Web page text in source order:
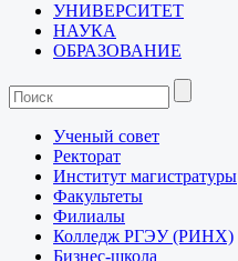
УНИВЕРСИТЕТ
НАУКА
ОБРАЗОВАНИЕ
Ученый совет
Ректорат
Институт магистратуры
Факультеты
Филиалы
Колледж РГЭУ (РИНХ)
Бизнес-школа